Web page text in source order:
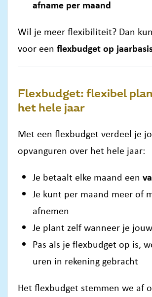
afname per maand
Wil je meer flexibiliteit? Dan
voor een flexbudget op
Flexbudget: flexibel
het hele jaar
Met een flexbudget verdeel je
opvanguren over het hele jaar:
Je betaalt elke maand een
Je kunt per maand meer of
afnemen
Je plant zelf wanneer je
Pas als je flexbudget op is,
uren in rekening gebracht
Het flexbudget stemmen we af